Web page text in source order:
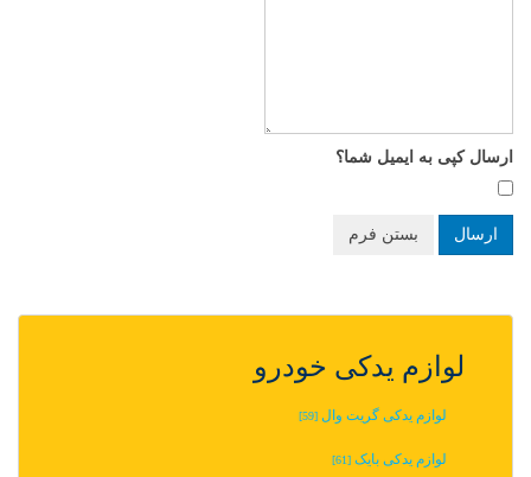
ارسال کپی به ایمیل شما؟
ارسال بستن فرم
لوازم یدکی خودرو
لوازم یدکی گریت وال [59]
لوازم یدکی بایک [61]